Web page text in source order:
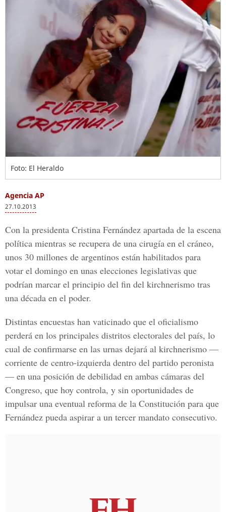
Foto: El Heraldo
Agencia AP
27.10.2013
Con la presidenta Cristina Fernández apartada de la escena
política mientras se recupera de una cirugía en el cráneo,
unos 30 millones de argentinos están habilitados para
votar el domingo en unas elecciones legislativas que
podrían marcar el principio del fin del kirchnerismo tras
una década en el poder.
Distintas encuestas han vaticinado que el oficialismo
perderá en los principales distritos electorales del país, lo
cual de confirmarse en las urnas dejará al kirchnerismo —
corriente de centro-izquierda dentro del partido peronista
— en una posición de debilidad en ambas cámaras del
Congreso, que hoy controla, y sin oportunidades de
impulsar una eventual reforma de la Constitución para que
Fernández pueda aspirar a un tercer mandato consecutivo.